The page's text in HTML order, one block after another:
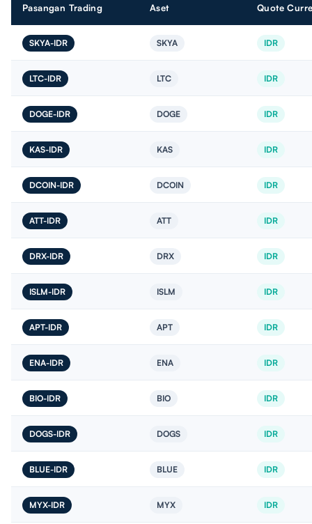
Pasangan Trading Aset Quote
SKYA-IDR SKYA IDR
LTC-IDR LTC IDR
DOGE-IDR DOGE IDR
KAS-IDR KAS IDR
DCOIN-IDR DCOIN IDR
ATT-IDR ATT IDR
DRX-IDR DRX IDR
ISLM-IDR ISLM IDR
APT-IDR APT IDR
ENA-IDR ENA IDR
BIO-IDR BIO IDR
DOGS-IDR DOGS IDR
BLUE-IDR BLUE IDR
MYX-IDR MYX IDR